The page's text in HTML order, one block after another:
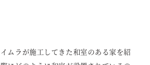
イムラが施工してきた和室のある家を紹